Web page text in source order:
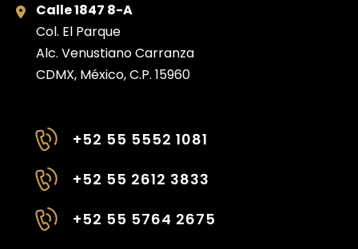
Calle 1847 8-A
Col. El Parque
Alc. Venustiano Carranza
CDMX, México, C.P. 15960
+52 55 5552 1081
+52 55 2612 3833
+52 55 5764 2675